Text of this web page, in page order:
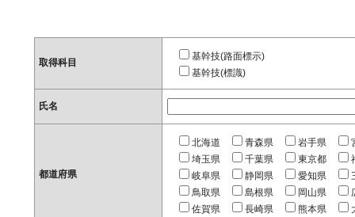
取得科目
基幹技(路面標示)
基幹技(標識)
氏名
都道府県
北海道 青森県 岩手県
埼玉県
千葉県 東京都
岐阜県
静岡県 愛知県
鳥取県
島根県 岡山県
佐賀県
長崎県 熊本県